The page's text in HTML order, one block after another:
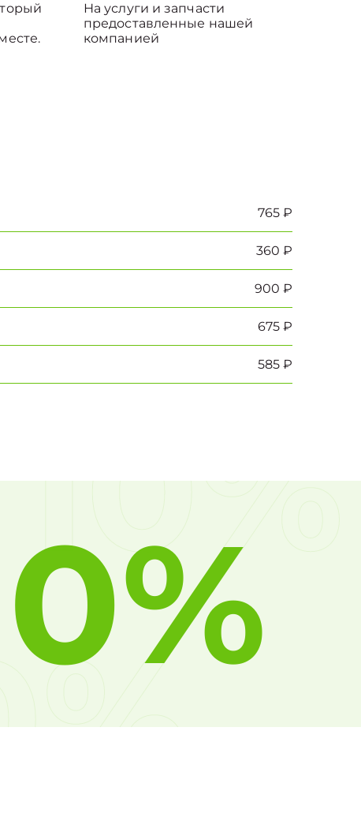
На услуги и запчасти
предоставленные нашей
компанией
765 ₽
360 ₽
900 ₽
675 ₽
585 ₽
10%